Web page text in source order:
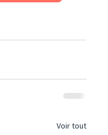
Voir tout